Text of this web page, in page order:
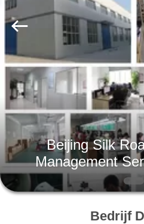
HUIS
PRODUCTEN
OVER
ONS
FABRIEK
Enterprise
Management
Services
Co.,LTD.
Beijing Silk
Management
Bedrijf